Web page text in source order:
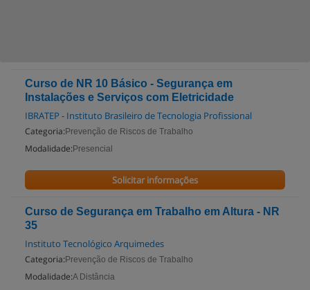
Curso de NR 10 Básico - Segurança em
Instalações e Serviços com Eletricidade
IBRATEP - Instituto Brasileiro de Tecnologia Profissional
Categoria: Prevenção de Riscos de Trabalho
Modalidade: Presencial
Solicitar informações
Curso de Segurança em Trabalho em Altura - NR
35
Instituto Tecnológico Arquimedes
Categoria: Prevenção de Riscos de Trabalho
Modalidade:A Distância